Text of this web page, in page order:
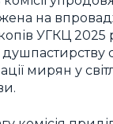
на
УГКЦ 2025
мирян у